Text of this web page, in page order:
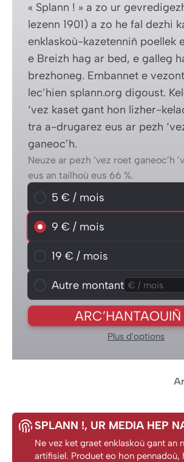
« Splann ! » a zo ur
lezenn 1901) a zo he fal dezhi
enklaskoù-kazetenniñ poellek
e Breizh hag ar bed, e galleg
brezhoneg. Embannet e
lec’hien splann.org digoust.
‘vez kaset gant hon lizher-
tra a-drugarez eus ar pezh
ganeoc’h.
Neuze ar pezh ‘vez roet ganeoc’h
eus an tailhoù eus 66 %.
Choisissez un montant mensuel
5 € / mois
5 € / mois
9 € / mois
9 € / mois
19 € / mois
19 € / mois
Autre montant
Autre montant
Plus d'options
SPLANN !, UR MEDIA HEP
Ne vez ket graet enklaskoù gant an
artifisiel. Produet eo hon